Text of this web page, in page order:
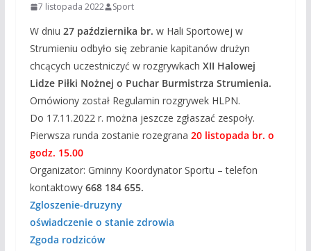
7 listopada 2022 Sport
W dniu 27 października br. w Hali Sportowej w
Strumieniu odbyło się zebranie kapitanów drużyn
chcących uczestniczyć w rozgrywkach XII Halowej
Lidze Piłki Nożnej o Puchar Burmistrza Strumienia.
Omówiony został Regulamin rozgrywek HLPN.
Do 17.11.2022 r. można jeszcze zgłaszać zespoły.
Pierwsza runda zostanie rozegrana 20 listopada br. o
godz. 15.00
Organizator: Gminny Koordynator Sportu – telefon
kontaktowy 668 184 655.
Zgloszenie-druzyny
oświadczenie o stanie zdrowia
Zgoda rodziców